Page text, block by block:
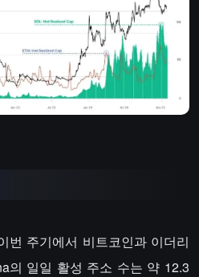
번 주기에서 비트코인과 이더리
의 일일 활성 주소 수는 약 12.3